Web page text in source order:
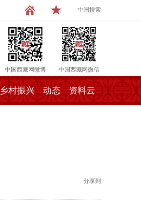
中国搜索
中国西藏网微博 中国西藏网微信
乡村振兴 动态 资料云
分享到